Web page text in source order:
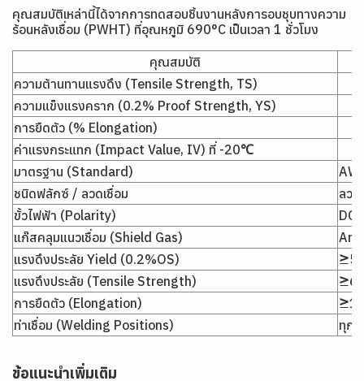
คุณสมบัติเหล่านี้ได้จากการทดสอบชิ้นงานหลังการอบชุบทางความ
ร้อนหลังเชื่อม (PWHT) ที่อุณหภูมิ 690°C เป็นเวลา 1 ชั่วโมง
คุณสมบัติ
ความต้านทานแรงดึง (Tensile Strength, TS)
ความแข็งแรงคราก (0.2% Proof Strength, YS)
การยืดตัว (% Elongation)
ค่าแรงกระแทก (Impact Value, IV) ที่ -20℃
มาตรฐาน (Standard)
ชนิดฟลักซ์ / ลวดเชื่อม
ลว
ขั้วไฟฟ้า (Polarity)
DC-
แก๊สคลุมแนวเชื่อม (Shield Gas)
Ar
แรงดึงประลัย Yield (0.2%OS)
แรงดึงประลัย (Tensile Strength)
การยืดตัว (Elongation)
ท่าเชื่อม (Welding Positions)
ทุก
ข้อแนะนำเพิ่มเติม